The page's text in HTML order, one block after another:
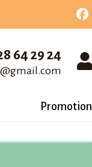
64 29 24